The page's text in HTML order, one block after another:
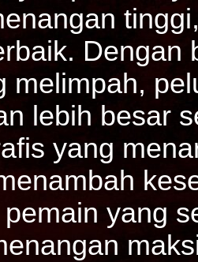
Dengan
melimpah,
lebih besar
yang
yang